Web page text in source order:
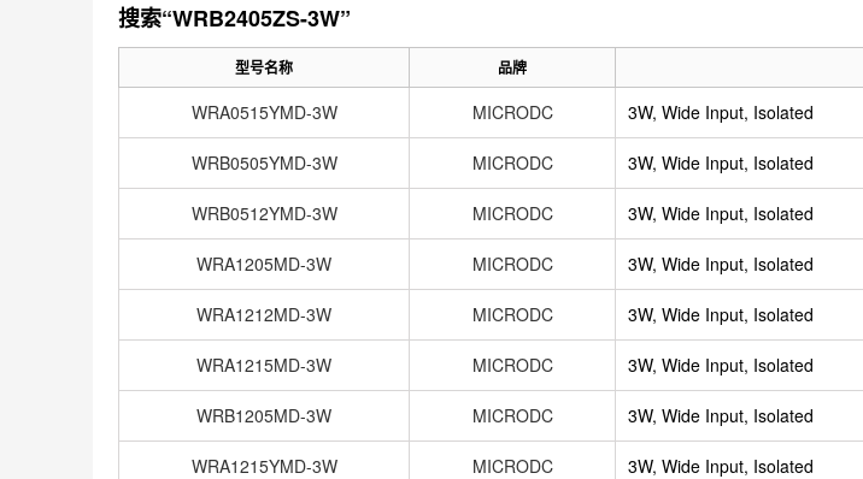
搜索“WRB2405ZS-3W”
型号名称 品牌
WRA0515YMD-3W MICRODC 3W, Wide Input, Isolated
WRB0505YMD-3W MICRODC 3W, Wide Input, Isolated
WRB0512YMD-3W MICRODC 3W, Wide Input, Isolated
WRA1205MD-3W MICRODC 3W, Wide Input, Isolated
WRA1212MD-3W MICRODC 3W, Wide Input, Isolated
WRA1215MD-3W MICRODC 3W, Wide Input, Isolated
WRB1205MD-3W MICRODC 3W, Wide Input, Isolated
WRA1215YMD-3W MICRODC 3W, Wide Input, Isolated